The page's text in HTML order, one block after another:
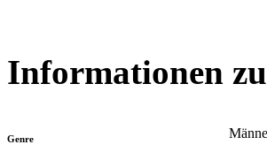
Informationen
Genre